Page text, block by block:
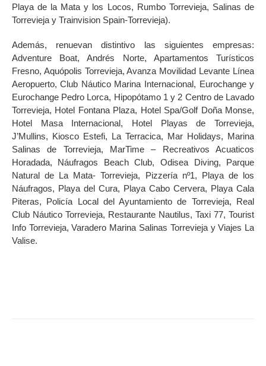
Playa de la Mata y los Locos, Rumbo Torrevieja, Salinas de
Torrevieja y Trainvision Spain-Torrevieja).
Además, renuevan distintivo las siguientes empresas:
Adventure Boat, Andrés Norte, Apartamentos Turísticos
Fresno, Aquópolis Torrevieja, Avanza Movilidad Levante Línea
Aeropuerto, Club Náutico Marina Internacional, Eurochange y
Eurochange Pedro Lorca, Hipopótamo 1 y 2 Centro de Lavado
Torrevieja, Hotel Fontana Plaza, Hotel Spa/Golf Doña Monse,
Hotel Masa Internacional, Hotel Playas de Torrevieja,
J’Mullins, Kiosco Estefi, La Terracica, Mar Holidays, Marina
Salinas de Torrevieja, MarTime – Recreativos Acuaticos
Horadada, Náufragos Beach Club, Odisea Diving, Parque
Natural de La Mata- Torrevieja, Pizzería nº1, Playa de los
Náufragos, Playa del Cura, Playa Cabo Cervera, Playa Cala
Piteras, Policía Local del Ayuntamiento de Torrevieja, Real
Club Náutico Torrevieja, Restaurante Nautilus, Taxi 77, Tourist
Info Torrevieja, Varadero Marina Salinas Torrevieja y Viajes La
Valise.